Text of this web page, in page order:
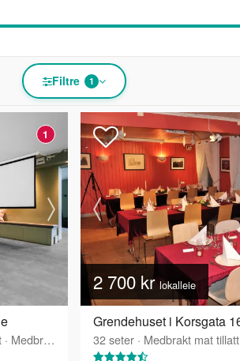
Filtre 1
1
· Medbrakt drikke tillatt ·Tilbyr servering
2 700 krlokalleie
32seter · Medbrakt mat tillatt